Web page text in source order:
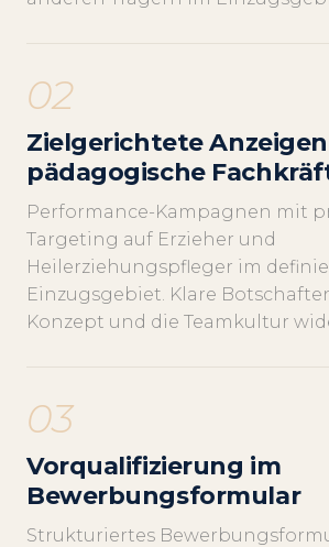
02
Zielgerichtete
pädagogische
Performance-Kampagnen mit
Targeting auf Erzieher und
Heilerziehungspfleger im
Einzugsgebiet. Klare
Konzept und die Teamkultur
03
Vorqualifizierung im
Bewerbungsformular
Strukturiertes